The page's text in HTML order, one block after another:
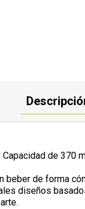
de 370
de forma
diseños